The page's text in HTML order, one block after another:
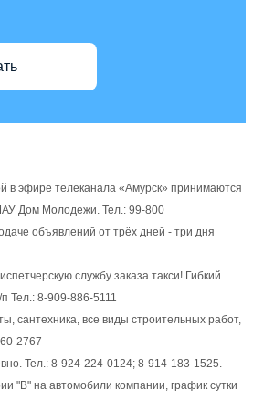
в эфире телеканала «Амурск» принимаются
Дом Молодежи. Тел.: 99-800
объявлений от трёх дней - три дня
службу заказа такси! Гибкий
Тел.: 8-909-886-5111
сантехника, все виды строительных работ,
2767
Тел.: 8-924-224-0124; 8-914-183-1525.
"В" на автомобили компании, график сутки